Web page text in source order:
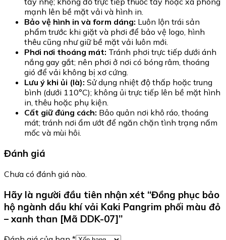
mạnh lên bề mặt vải và hình in.
Bảo vệ hình in và form dáng: Luôn lộn trái sản
phẩm trước khi giặt và phơi để bảo vệ logo, hình
thêu cũng như giữ bề mặt vải luôn mới.
Phơi nơi thoáng mát: Tránh phơi trực tiếp dưới ánh
nắng gay gắt; nên phơi ở nơi có bóng râm, thoáng
gió để vải không bị xơ cứng.
Lưu ý khi ủi (là): Sử dụng nhiệt độ thấp hoặc trung
bình (dưới 110°C); không ủi trực tiếp lên bề mặt hình
in, thêu hoặc phụ kiện.
Cất giữ đúng cách: Bảo quản nơi khô ráo, thoáng
mát; tránh nơi ẩm ướt để ngăn chặn tình trạng nấm
mốc và mùi hôi.
Đánh giá
Chưa có đánh giá nào.
Hãy là người đầu tiên nhận xét “Đồng phục bảo
hộ ngành dầu khí vải Kaki Pangrim phối màu đỏ
– xanh than [Mã DDK-07]”